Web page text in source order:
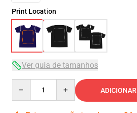
Print Location
Ver guia de tamanhos